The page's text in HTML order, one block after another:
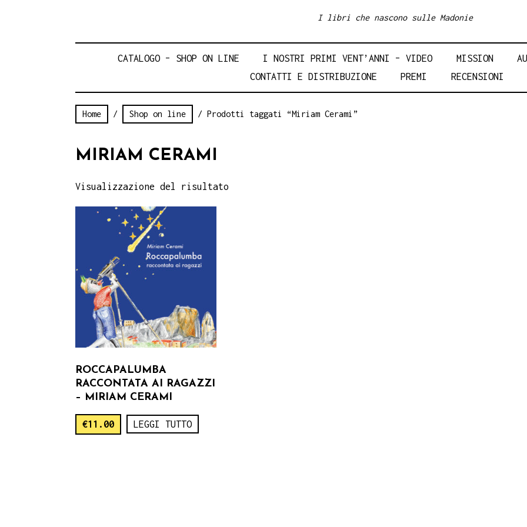
I libri che nascono sulle Madonie
CATALOGO – SHOP ON LINE I NOSTRI PRIMI VENT’ANNI – VIDEO MISSION
CONTATTI E DISTRIBUZIONE
PREMI RECENSIONI
Home / Shop on line / Prodotti taggati “Miriam Cerami”
MIRIAM CERAMI
Visualizzazione del risultato
ROCCAPALUMBA
RACCONTATA AI RAGAZZI
– MIRIAM CERAMI
€11.00 LEGGI TUTTO